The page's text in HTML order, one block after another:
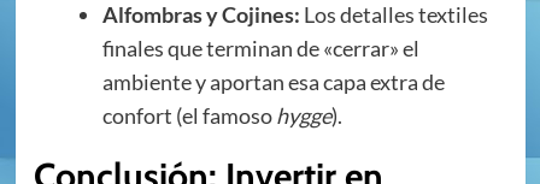
Alfombras y Cojines: Los detalles textiles
finales que terminan de «cerrar» el
ambiente y aportan esa capa extra de
confort (el famosohygge).